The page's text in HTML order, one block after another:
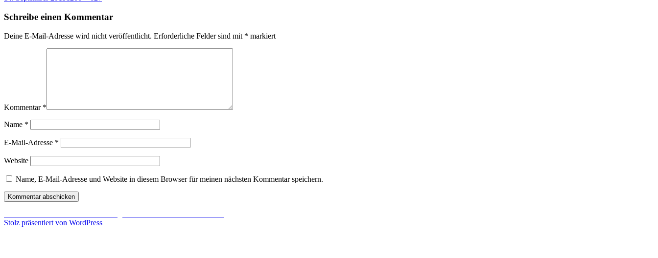
Schreibe einen Kommentar
Deine E-Mail-Adresse wird nicht veröffentlicht. Erforderliche Felder sind mit * markiert
Kommentar *
Name *
E-Mail-Adresse *
Website
Name, E-Mail-Adresse und Website in diesem Browser für meinen nächsten Kommentar speichern.
Beitragsnavigation
Stolz präsentiert von WordPress